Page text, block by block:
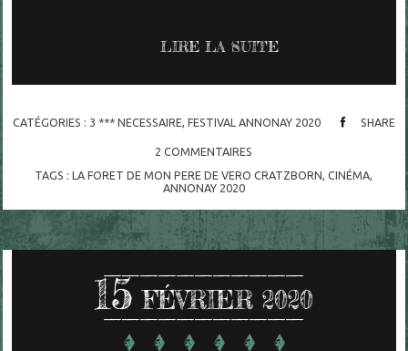
LIRE LA SUITE
CATÉGORIES : 3 *** NECESSAIRE FESTIVAL ANNONAY 2020 SHARE
2 COMMENTAIRES
TAGS :LA FORET DE MON PERE DE VERO CRATZBORN,CINÉMA,
ANNONAY 2020
15 FÉVRIER 2020